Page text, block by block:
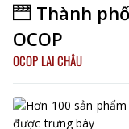
Thành
OCOP
OCOP LAI CHÂU